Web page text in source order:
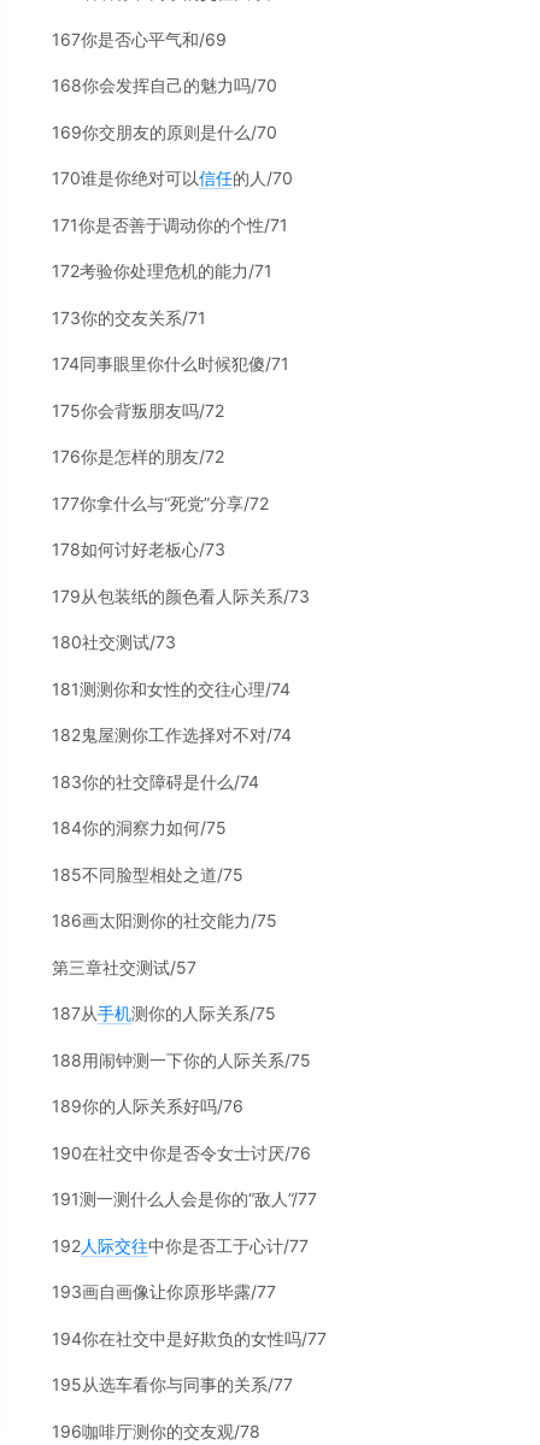
167你是否心平气和/69
168你会发挥自己的魅力吗/70
169你交朋友的原则是什么/70
170谁是你绝对可以信任的人/70
171你是否善于调动你的个性/71
172考验你处理危机的能力/71
173你的交友关系/71
174同事眼里你什么时候犯傻/71
175你会背叛朋友吗/72
176你是怎样的朋友/72
177你拿什么与“死党”分享/72
178如何讨好老板心/73
179从包装纸的颜色看人际关系/73
180社交测试/73
181测测你和女性的交往心理/74
182鬼屋测你工作选择对不对/74
183你的社交障碍是什么/74
184你的洞察力如何/75
185不同脸型相处之道/75
186画太阳测你的社交能力/75
第三章社交测试/57
187从手机测你的人际关系/75
188用闹钟测一下你的人际关系/75
189你的人际关系好吗/76
190在社交中你是否令女士讨厌/76
191测一测什么人会是你的“敌人”/77
192人际交往中你是否工于心计/77
193画自画像让你原形毕露/77
194你在社交中是好欺负的女性吗/77
195从选车看你与同事的关系/77
196咖啡厅测你的交友观/78